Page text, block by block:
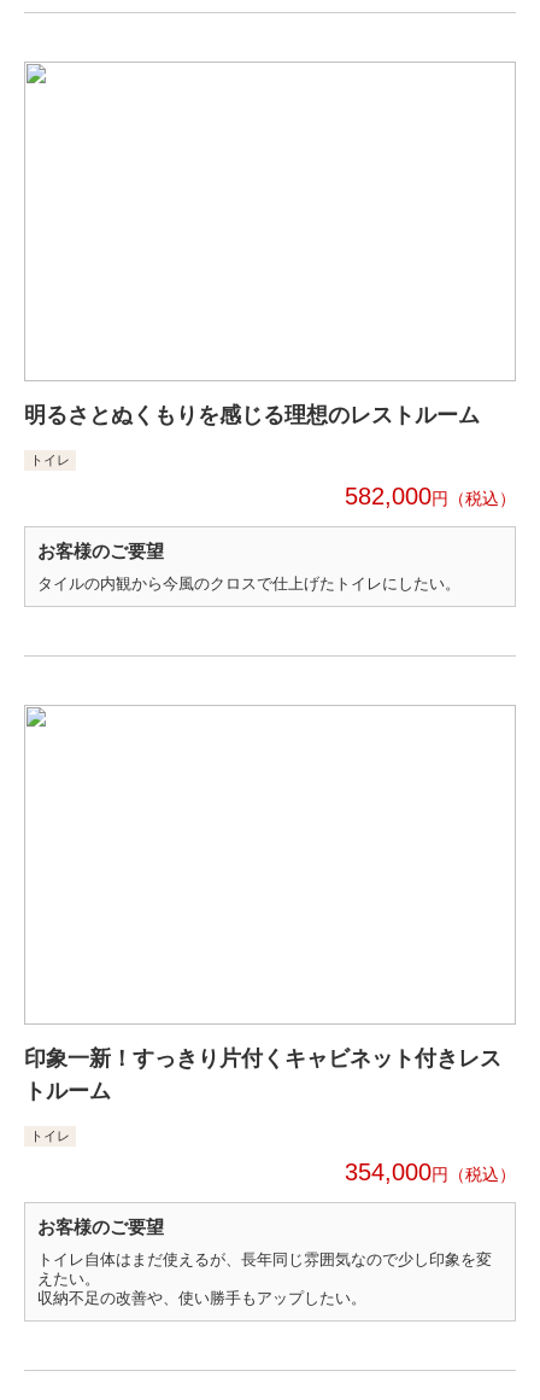
明るさとぬくもりを感じる理想のレストルーム
トイレ
582,000円
お客様のご要望
タイルの内観から今風のクロスで仕上げたトイレにしたい。
印象一新！すっきり片付くキャビネット付きレス
トルーム
トイレ
354,000円
お客様のご要望
トイレ自体はまだ使えるが、長年同じ雰囲気なので少し印象を変
えたい。
収納不足の改善や、使い勝手もアップしたい。